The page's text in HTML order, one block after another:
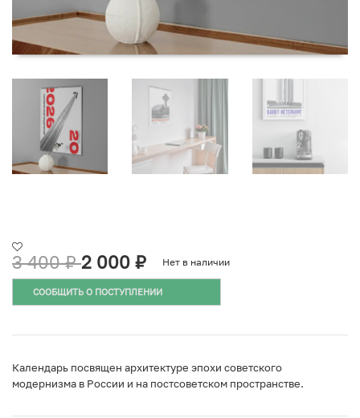
3 400₽ 2 000 ₽ Нет в наличии
СООБЩИТЬ О ПОСТУПЛЕНИИ
Календарь посвящен архитектуре эпохи советского
модернизма в России и на постсоветском пространстве.